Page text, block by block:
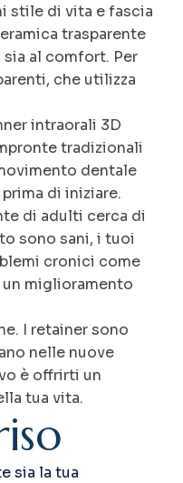
stile di vita e fascia
trasparente
al comfort. Per
che utilizza
intraorali 3D
tradizionali
dentale
di iniziare.
di adulti cerca di
sono sani, i tuoi
cronici come
miglioramento
I retainer sono
nelle nuove
è offrirti un
tua vita.
iso
sia la tua